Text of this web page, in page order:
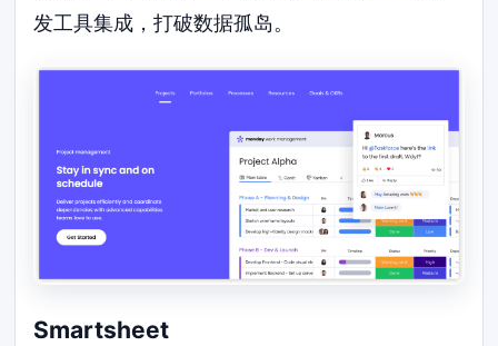
发工具集成，打破数据孤岛。
Smartsheet